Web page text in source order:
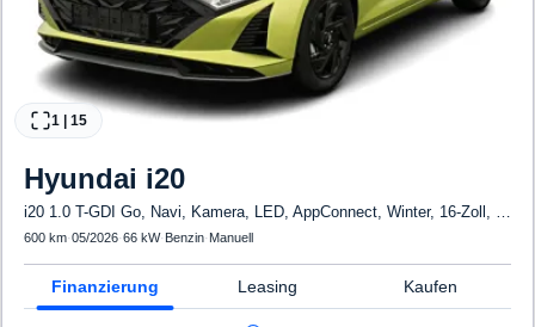
1 15
Hyundai i20
i20 1.0 T-GDI Go, Navi, Kamera, LED, AppConnect, Winter, 16-Zoll, sofort
600 km·05/2026·66 kW· Benzin· Manuell
Finanzierung Leasing Kaufen